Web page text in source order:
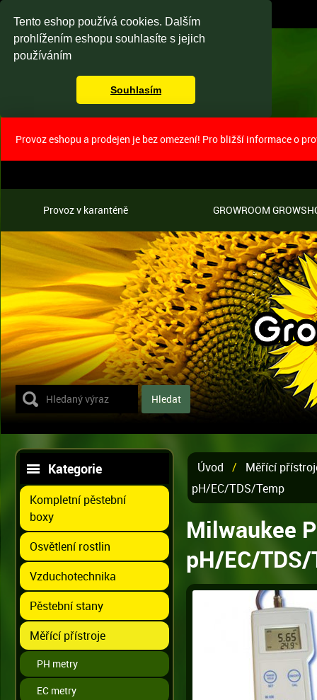
Tento eshop používá cookies. Dalším
prohlížením eshopu souhlasíte s jejich
používáním
Souhlasím
Provoz eshopu a prodejen je bez omezení! Pro bližší informace o
Provoz v karanténě GROWROOM
Kategorie
Kompletní pěstební
boxy
Osvětlení rostlin
Vzduchotechnika
Pěstební stany
Měřící přístroje
PH metry
EC metry
Úvod /
Měřící
pH/EC/TDS/Temp
Milwaukee
pH/EC/